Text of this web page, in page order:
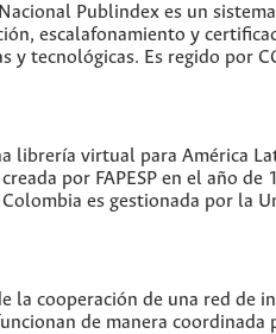
Publindex es un
escalafonamiento y
y tecnológicas. Es regido por
librería virtual para América
por FAPESP en el año de
es gestionada por la
la cooperación de una red de
de manera coordinada